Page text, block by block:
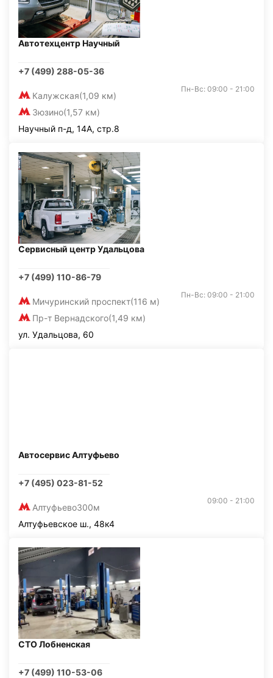
Автотехцентр Научный
+7 (499) 288-05-36
Калужская(1,09 км)
Зюзино(1,57 км)
Пн-Вс: 09:00 - 21:00
Научный п-д, 14А, стр.8
Сервисный центр Удальцова
+7 (499) 110-86-79
Мичуринский проспект(116 м)
Пр-т Вернадского(1,49 км)
Пн-Вс: 09:00 - 21:00
ул. Удальцова, 60
Автосервис Алтуфьево
+7 (495) 023-81-52
Алтуфьево300м
09:00 - 21:00
Алтуфьевское ш., 48к4
СТО Лобненская
+7 (499) 110-53-06